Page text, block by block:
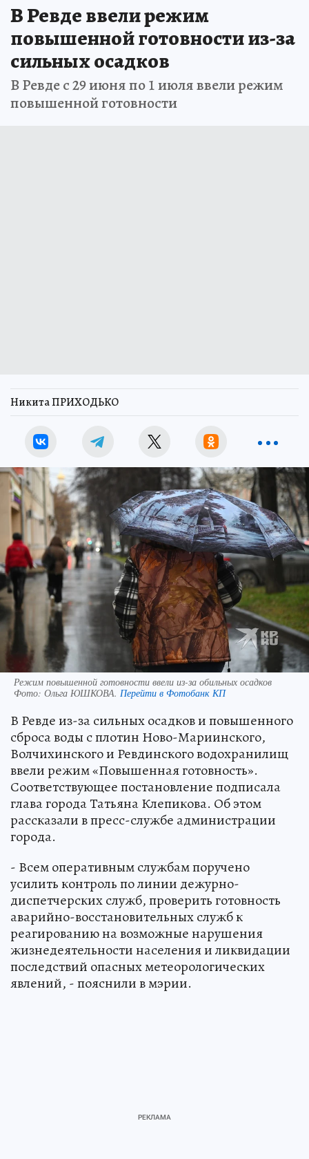
В Ревде ввели режим
повышенной готовности из-за
сильных осадков
В Ревде с 29 июня по 1 июля ввели режим
повышенной готовности
Никита ПРИХОДЬКО
Режим повышенной готовности ввели из-за обильных осадков
Фото: Ольга ЮШКОВА. Перейти в Фотобанк КП
В Ревде из-за сильных осадков и повышенного
сброса воды с плотин Ново-Мариинского,
Волчихинского и Ревдинского водохранилищ
ввели режим «Повышенная готовность».
Соответствующее постановление подписала
глава города Татьяна Клепикова. Об этом
рассказали в пресс-службе администрации
города.
- Всем оперативным службам поручено
усилить контроль по линии дежурно-
диспетчерских служб, проверить готовность
аварийно-восстановительных служб к
реагированию на возможные нарушения
жизнедеятельности населения и ликвидации
последствий опасных метеорологических
явлений, - пояснили в мэрии.